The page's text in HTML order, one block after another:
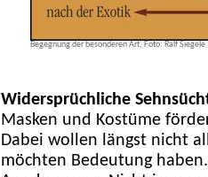
Begegnung der besonderen Art, Foto: Ralf Siegele
Widersprüchliche
Masken und Kostüme
Dabei wollen längst nicht
möchten Bedeutung